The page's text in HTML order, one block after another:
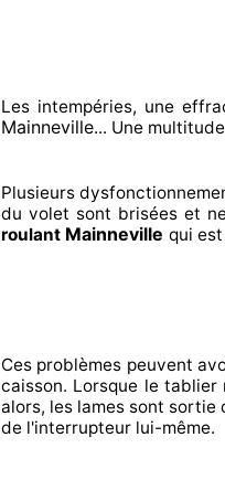
Les intempéries, une
Mainneville... Une
Plusieurs
du volet sont brisées et
roulant Mainneville qui
Ces problèmes peuvent
caisson. Lorsque le tablier
alors, les lames sont sortie
de l'interrupteur lui-même.